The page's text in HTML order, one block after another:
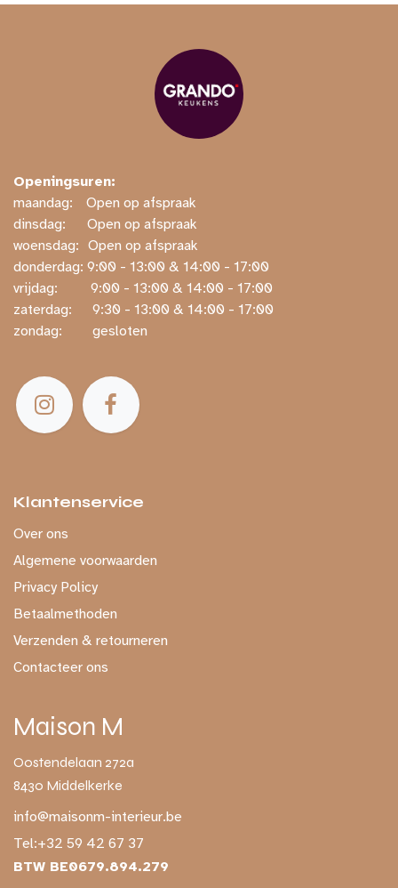
Openingsuren:
maandag:
​​Open op afspraak
dinsdag:
​Open op afspraak
woensdag: ​Open op afspraak
donderdag: ​9:00 - 13:00 & 14:00 - 17:00
vrijdag:
​ ​9:00 - 13:00 & 14:00 - 17:00
zaterdag:
​ ​9:30 - 13:00 & 14:00 - 17:00
zondag:
​ gesloten
Klantenservice
Over ons
Algemene voorwaarden
Privacy Policy
Betaalmethoden
Verzenden & retourneren
Contacteer ons
Maison M
Oostendelaan 272a
8430 Middelkerke
info@maisonm-interieur.be
Tel:+32 59 42 67 37
BTW BE0679.894.279